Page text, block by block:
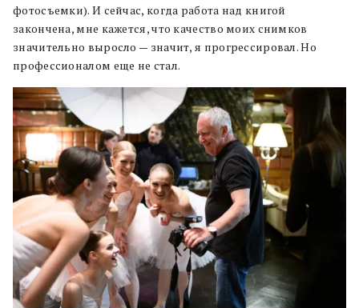
фотосъемки). И сейчас, когда работа над книгой
закончена, мне кажется, что качество моих снимков
значительно выросло — значит, я прогрессировал. Но
профессионалом еще не стал.